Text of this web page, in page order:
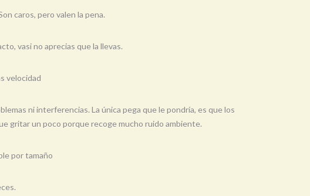
caros, pero valen la pena.
vasi no aprecias que la llevas.
velocidad
ni interferencias. La única pega que le pondría, es que los
gritar un poco porque recoge mucho ruido ambiente.
por tamaño